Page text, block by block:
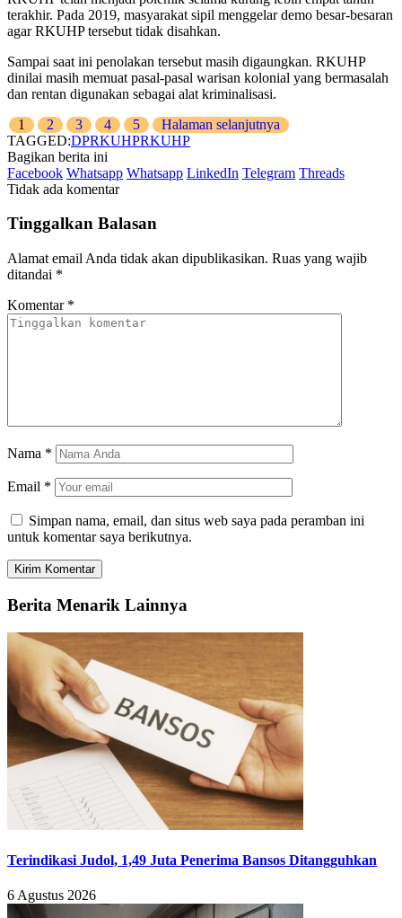
terakhir. Pada 2019, masyarakat sipil menggelar demo besar-besaran
agar RKUHP tersebut tidak disahkan.
Sampai saat ini penolakan tersebut masih digaungkan. RKUHP
dinilai masih memuat pasal-pasal warisan kolonial yang bermasalah
dan rentan digunakan sebagai alat kriminalisasi.
1
2 3 4 5
Halaman selanjutnya
TAGGED:DPRKUHPRKUHP
Bagikan berita ini
Facebook Whatsapp Whatsapp LinkedIn Telegram Threads
Tidak ada komentar
Tinggalkan Balasan
Alamat email Anda tidak akan dipublikasikan. Ruas yang wajib
ditandai *
Komentar *
Nama *
Email *
Simpan nama, email, dan situs web saya pada peramban ini
untuk komentar saya berikutnya.
Berita Menarik Lainnya
Terindikasi Judol, 1,49 Juta Penerima Bansos Ditangguhkan
6 Agustus 2026